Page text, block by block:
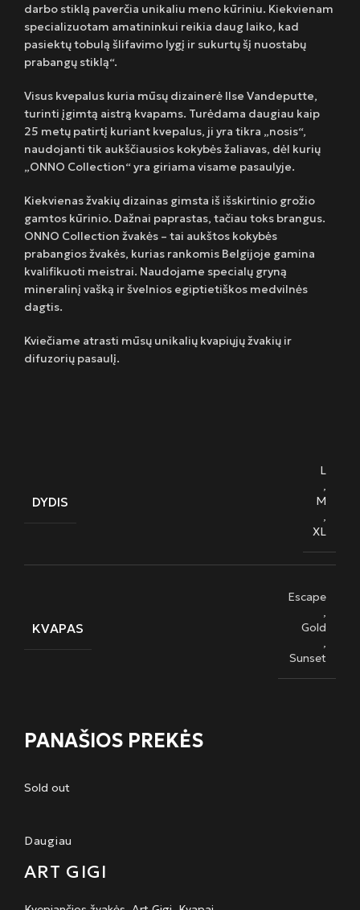
darbo stiklą paverčia unikaliu meno kūriniu. Kiekvienam
specializuotam amatininkui reikia daug laiko, kad
pasiektų tobulą šlifavimo lygį ir sukurtų šį nuostabų
prabangų stiklą“.
Visus kvepalus kuria mūsų dizainerė Ilse Vandeputte,
turinti įgimtą aistrą kvapams. Turėdama daugiau kaip
25 metų patirtį kuriant kvepalus, ji yra tikra „nosis“,
naudojanti tik aukščiausios kokybės žaliavas, dėl kurių
„ONNO Collection“ yra giriama visame pasaulyje.
Kiekvienas žvakių dizainas gimsta iš išskirtinio grožio
gamtos kūrinio. Dažnai paprastas, tačiau toks brangus.
ONNO Collection žvakės – tai aukštos kokybės
prabangios žvakės, kurias rankomis Belgijoje gamina
kvalifikuoti meistrai. Naudojame specialų gryną
mineralinį vašką ir švelnios egiptietiškos medvilnės
dagtis.
Kviečiame atrasti mūsų unikalių kvapiųjų žvakių ir
difuzorių pasaulį.
DYDIS
L
,
M
,
XL
KVAPAS
Escape
,
Gold
,
Sunset
PANAŠIOS PREKĖS
Sold out
Daugiau
ART GIGI